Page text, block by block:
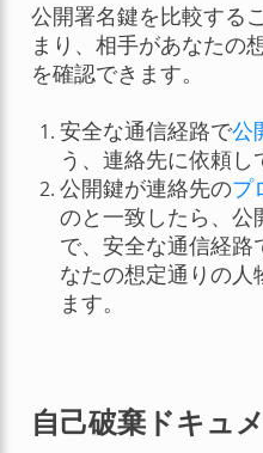
公開署名鍵を比較する
まり、相手があなたの
を確認できます。
安全な通信経路で公
う、連絡先に依頼し
公開鍵が連絡先のプ
のと一致したら、公
で、安全な通信経路
なたの想定通りの人
ます。
自己破棄ドキュ